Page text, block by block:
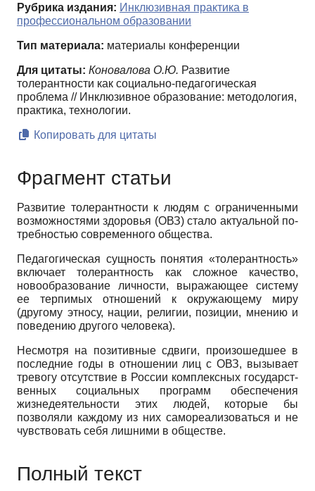
Рубрика издания: Инклюзивная практика в
профессиональном образовании
Тип материала: материалы конференции
Для цитаты: Коновалова О.Ю. Развитие
толерантности как социально-педагогическая
проблема // Инклюзивное образование: методология,
практика, технологии.
Копировать для цитаты
Фрагмент статьи
Развитие толерантности к людям с ограниченными
возможностями здоровья (ОВЗ) стало актуальной по­
требностью современного общества.
Педагогическая сущность понятия «толерант­ность»
включает толерантность как сложное качество,
новообразование личности, выражающее систему
ее терпимых отношений к окружающему миру
(другому этносу, нации, религии, позиции, мнению и
поведению другого человека).
Несмотря на позитивные сдвиги, произошедшее в
последние годы в отношении лиц с ОВЗ, вызывает
тревогу отсутствие в России комплексных государст­
венных социальных программ обеспечения
жизнедея­тельности этих людей, которые бы
позволяли каждому из них самореализоваться и не
чувствовать себя лиш­ними в обществе.
Полный текст